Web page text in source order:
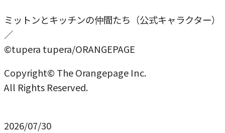
ミットンとキッチンの仲間たち（公式キャラクター）
／
©tupera tupera/ORANGEPAGE
Copyright© The Orangepage Inc.
All Rights Reserved.
2026/07/30